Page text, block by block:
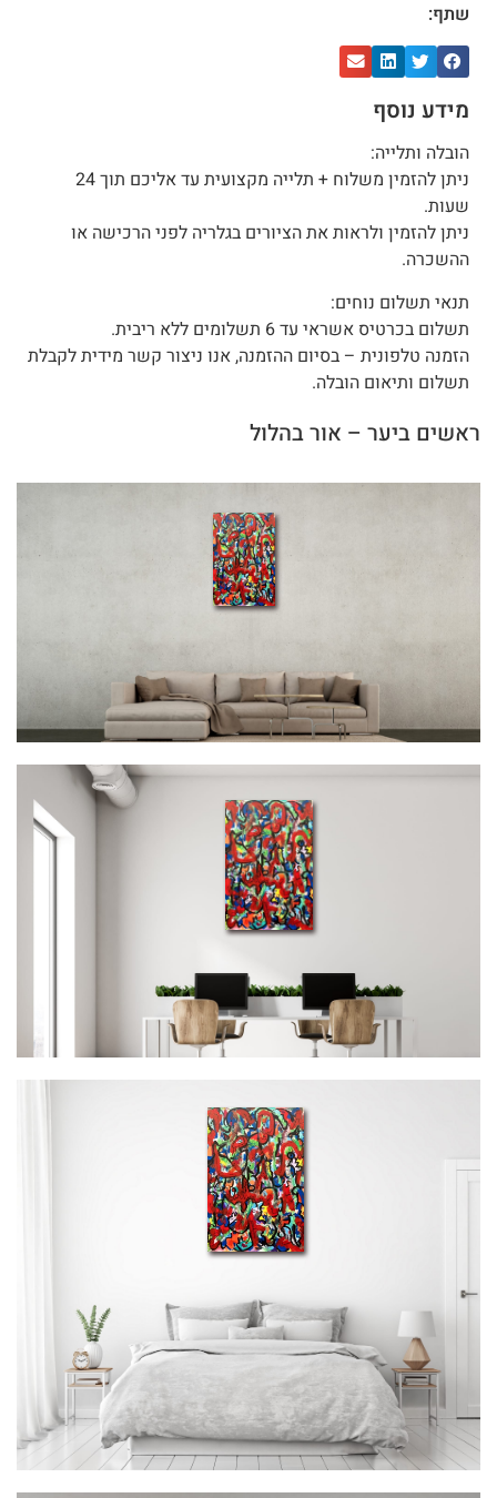
שתף:
מידע נוסף
הובלה ותלייה:
ניתן להזמין משלוח + תלייה מקצועית עד אליכם תוך 24
שעות.
ניתן להזמין ולראות את הציורים בגלריה לפני הרכישה או
ההשכרה.
תנאי תשלום נוחים:
תשלום בכרטיס אשראי עד 6 תשלומים ללא ריבית.
הזמנה טלפונית – בסיום ההזמנה, אנו ניצור קשר מידית לקבלת
תשלום ותיאום הובלה.
ראשים ביער – אור בהלול